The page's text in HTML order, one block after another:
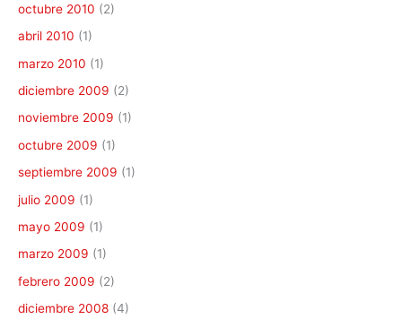
octubre 2010 (2)
abril 2010 (1)
marzo 2010 (1)
diciembre 2009 (2)
noviembre 2009 (1)
octubre 2009 (1)
septiembre 2009 (1)
julio 2009 (1)
mayo 2009 (1)
marzo 2009 (1)
febrero 2009 (2)
diciembre 2008 (4)